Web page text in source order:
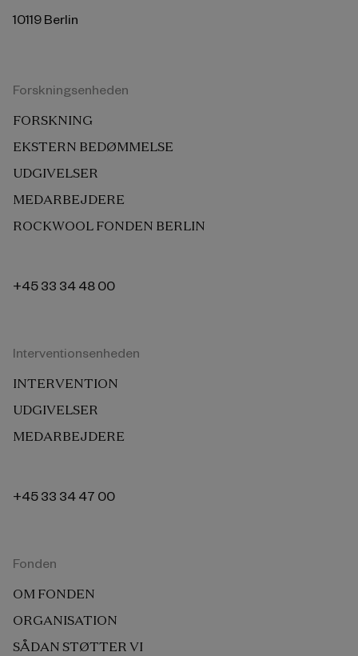
10119 Berlin
Forskningsenheden
FORSKNING
EKSTERN BEDØMMELSE
UDGIVELSER
MEDARBEJDERE
ROCKWOOL FONDEN BERLIN
+45 33 34 48 00
Interventionsenheden
INTERVENTION
UDGIVELSER
MEDARBEJDERE
+45 33 34 47 00
Fonden
OM FONDEN
ORGANISATION
SÅDAN STØTTER VI